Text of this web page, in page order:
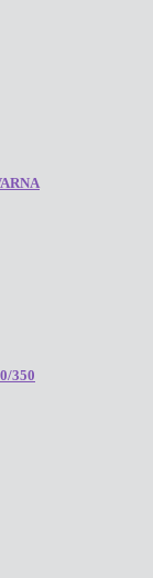
350